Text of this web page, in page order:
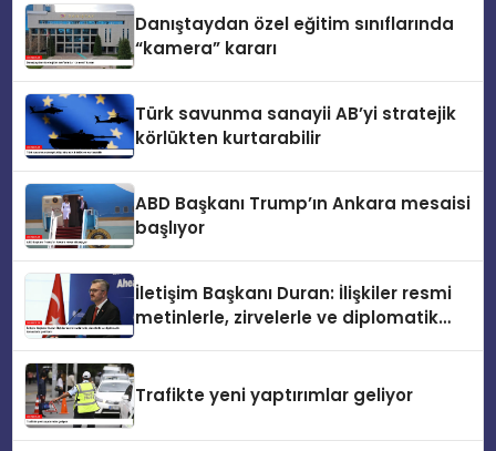
Danıştaydan özel eğitim sınıflarında
“kamera” kararı
Türk savunma sanayii AB’yi stratejik
körlükten kurtarabilir
ABD Başkanı Trump’ın Ankara mesaisi
başlıyor
İletişim Başkanı Duran: İlişkiler resmi
metinlerle, zirvelerle ve diplomatik
Trafikte yeni yaptırımlar geliyor